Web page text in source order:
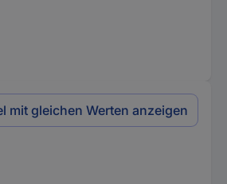
mit gleichen Werten anzeigen